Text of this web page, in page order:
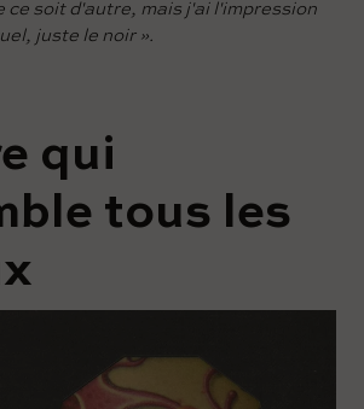
ce soit d'autre, mais j'ai l'impression
juste le noir ».
qui
tous les